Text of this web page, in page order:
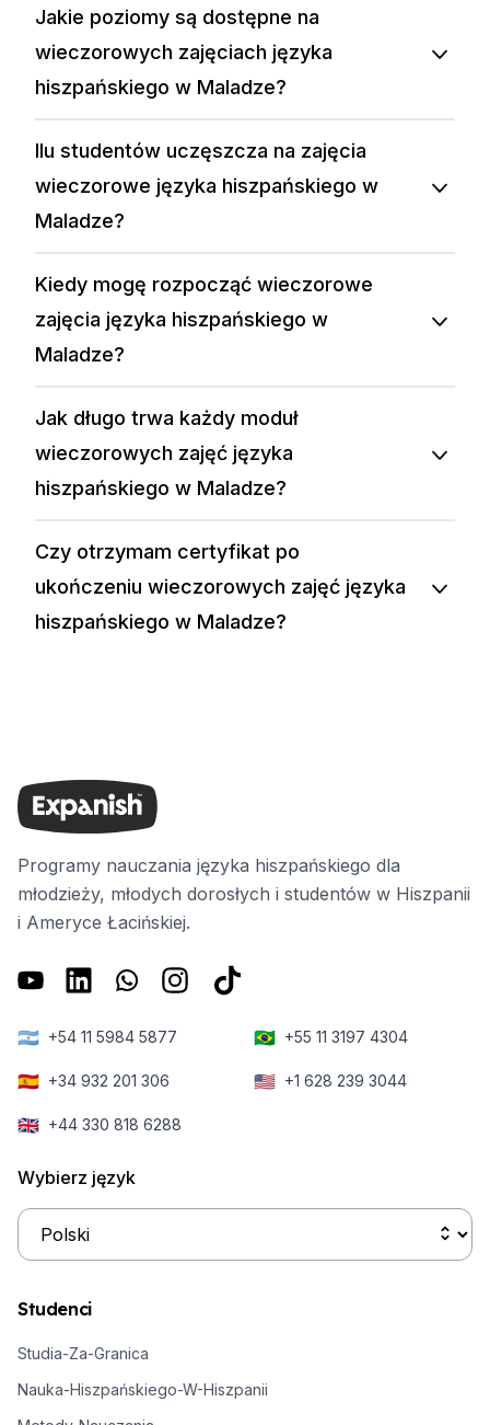
Jakie poziomy są dostępne na
wieczorowych zajęciach języka
hiszpańskiego w Maladze?
Ilu studentów uczęszcza na zajęcia
wieczorowe języka hiszpańskiego w
Maladze?
Kiedy mogę rozpocząć wieczorowe
zajęcia języka hiszpańskiego w
Maladze?
Jak długo trwa każdy moduł
wieczorowych zajęć języka
hiszpańskiego w Maladze?
Czy otrzymam certyfikat po
ukończeniu wieczorowych zajęć języka
hiszpańskiego w Maladze?
Programy nauczania języka hiszpańskiego dla
młodzieży, młodych dorosłych i studentów w Hiszpanii
i Ameryce Łacińskiej.
🇦🇷 +54 11 5984 5877 🇧🇷 +55 11 3197 4304
🇪🇸 +34 932 201 306 🇺🇸 +1 628 239 3044
🇬🇧 +44 330 818 6288
Wybierz język
Studenci
Studia-Za-Granica
Nauka-Hiszpańskiego-W-Hiszpanii